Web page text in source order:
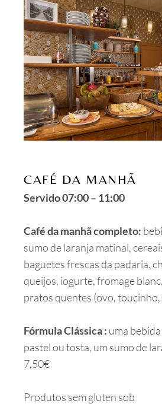
CAFÉ DA MANHÃ
Servido 07:00 – 11:00
Café da manhã completo:
sumo de laranja matinal,
baguetes frescas da padaria,
queijos, iogurte, fromage
pratos quentes (ovo,
Fórmula Clássica : uma
pastel ou tosta, um sumo de
7,50€
Produtos sem gluten sob